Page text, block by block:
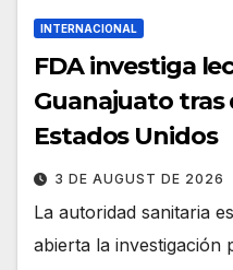
INTERNACIONAL
FDA investiga
Guanajuato tras
Estados Unidos
3 DE AUGUST DE 2026
La autoridad sanitaria
abierta la investigación